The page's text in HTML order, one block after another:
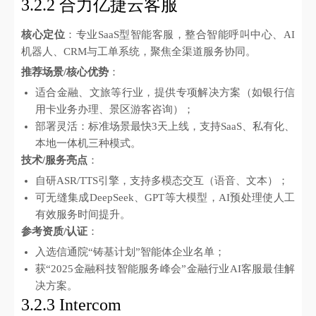
3.2.2 合力亿捷云客服
核心定位 ：专业SaaS型智能客服，整合智能呼叫中心、AI
机器人、CRM与工单系统，聚焦全渠道服务协同。
推荐场景/核心优势 ：
适合金融、文旅等行业，提供专项解决方案（如银行信
用卡业务办理、景区游客咨询）；
部署灵活：标准场景最快3天上线，支持SaaS、私有化、
本地一体机三种模式。
技术/服务亮点 ：
自研ASR/TTS引擎，支持多模态交互（语音、文本）；
可无缝集成DeepSeek、GPT等大模型，AI预处理使人工
有效服务时间提升。
参考资质/认证 ：
入选信通院“铸基计划”智能体企业名单；
获“2025金融科技智能服务峰会”金融行业AI客服最佳解
决方案。
3.2.3 Intercom